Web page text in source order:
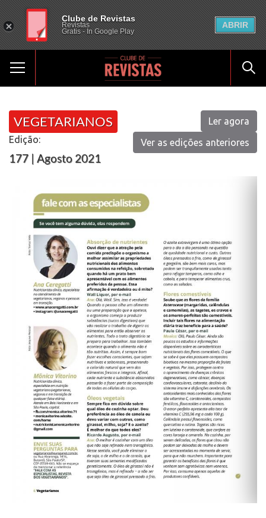
VEGETARIANOS
Edição:
177 | Agosto 2021
Ler agora
Ver as edições anteriores
Clube de Revistas
Revistas
Gratis - In Google Play
ABRIR